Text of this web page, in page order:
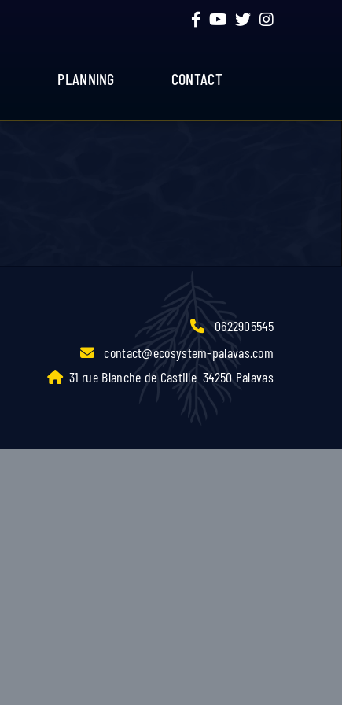
PLANNING CONTACT
0622905545
contact@ecosystem-palavas.com
31 rue Blanche de Castille 34250 Palavas